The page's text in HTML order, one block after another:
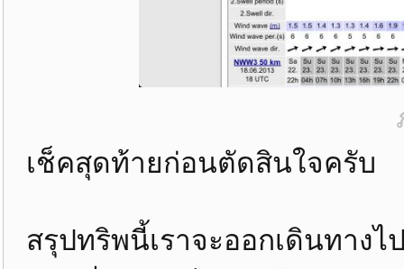
เช็คสุดท้ายก่อนตัดสินใจครับ
สรุปทริพนี้เราจะออกเดินทาง